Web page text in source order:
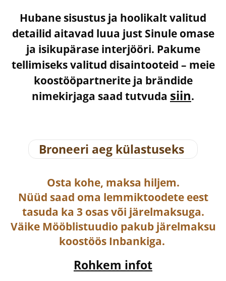
Hubane sisustus ja hoolikalt valitud
detailid aitavad luua just Sinule omase
ja isikupärase interjööri. Pakume
tellimiseks valitud disaintooteid – meie
koostööpartnerite ja brändide
nimekirjaga saad tutvuda siin.
Broneeri aeg külastuseks
Osta kohe, maksa hiljem.
Nüüd saad oma lemmiktoodete eest
tasuda ka 3 osas või järelmaksuga.
Väike Mööblistuudio pakub järelmaksu
koostöös Inbankiga.
Rohkem infot